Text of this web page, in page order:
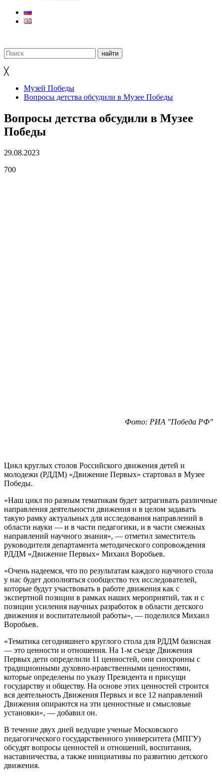
╳
Музей Победы
Вопросы детства обсудили в Музее Победы
Вопросы детства обсудили в Музее
Победы
29.08.2023
700
Фото: РИА "Победа РФ"
Цикл круглых столов Российского движения детей и
молодежи (РДДМ) «Движение Первых» стартовал в Музее
Победы.
«Наш цикл по разным тематикам будет затрагивать различные
направления деятельности движения и в целом задавать
такую рамку актуальных для исследования направлений в
области науки — и в части педагогики, и в части смежных
направлений научного знания», — отметил заместитель
руководителя департамента методического сопровождения
РДДМ «Движение Первых» Михаил Воробьев.
«Очень надеемся, что по результатам каждого научного стола
у нас будет дополняться сообщество тех исследователей,
которые будут участвовать в работе движения как с
экспертной позиции в рамках наших мероприятий, так и с
позиции усиления научных разработок в области детского
движения и воспитательной работы», — поделился Михаил
Воробьев.
«Тематика сегодняшнего круглого стола для РДДМ базисная
— это ценности и отношения. На 1-м съезде Движения
Первых дети определили 11 ценностей, они синхронны с
традиционными духовно-нравственными ценностями,
которые определены по указу Президента и присущи
государству и обществу. На основе этих ценностей строится
вся деятельность Движения Первых и все 12 направлений
Движения опираются на эти ценностные и смысловые
установки», — добавил он.
В течение двух дней ведущие ученые Московского
педагогического государственного университета (МПГУ)
обсудят вопросы ценностей и отношений, воспитания,
наставничества, а также инициативы по развитию детского
движения.